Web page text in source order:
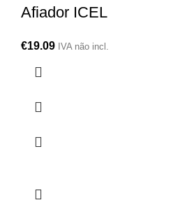
Afiador ICEL
€19.09 IVA não incl.